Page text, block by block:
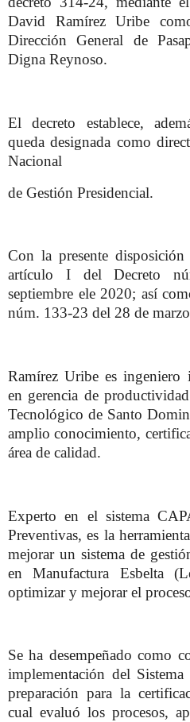
David Ramírez Uribe
Dirección General de
Digna Reynoso.
El decreto establece,
queda designada como
Nacional
de Gestión Presidencial.
Con la presente
artículo I del Decreto
septiembre ele 2020; así
núm. 133-23 del 28 de
Ramírez Uribe es ingeniero
en gerencia de
Tecnológico de Santo
amplio conocimiento,
área de calidad.
Experto en el sistema
Preventivas, es la
mejorar un sistema de
en Manufactura Esbelta
optimizar y mejorar el
Se ha desempeñado como
implementación del
preparación para la
cual evaluó los procesos,